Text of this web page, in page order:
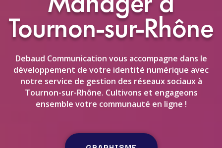
Tournon-sur-Rhône
Debaud Communication vous accompagne dans le
développement de votre identité numérique avec
notre service de gestion des réseaux sociaux à
Tournon-sur-Rhône. Cultivons et engageons
ensemble votre communauté en ligne !